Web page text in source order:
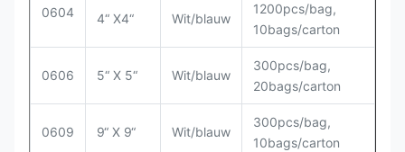
0604 4“ X4“ Wit/blauw
1200pcs/bag,
10bags/carton
0606 5“ X 5“ Wit/blauw
300pcs/bag,
20bags/carton
0609 9“ X 9“ Wit/blauw
300pcs/bag,
10bags/carton